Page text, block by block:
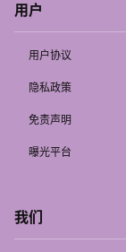
用户
用户协议
隐私政策
免责声明
曝光平台
我们